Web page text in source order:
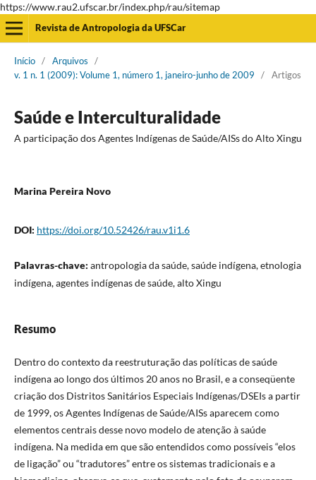
https://www.rau2.ufscar.br/index.php/rau/sitemap
Revista de Antropologia da UFSCar
Início / Arquivos
/
v. 1 n. 1 (2009): Volume 1, número 1, janeiro-junho de 2009
/ Artigos
Saúde e Interculturalidade
A participação dos Agentes Indígenas de Saúde/AISs do Alto Xingu
Marina Pereira Novo
DOI: https://doi.org/10.52426/rau.v1i1.6
Palavras-chave: antropologia da saúde, saúde indígena, etnologia
indígena, agentes indígenas de saúde, alto Xingu
Resumo
Dentro do contexto da reestruturação das políticas de saúde
indígena ao longo dos últimos 20 anos no Brasil, e a conseqüente
criação dos Distritos Sanitários Especiais Indígenas/DSEIs a partir
de 1999, os Agentes Indígenas de Saúde/AISs aparecem como
elementos centrais desse novo modelo de atenção à saúde
indígena. Na medida em que são entendidos como possíveis “elos
de ligação” ou “tradutores” entre os sistemas tradicionais e a